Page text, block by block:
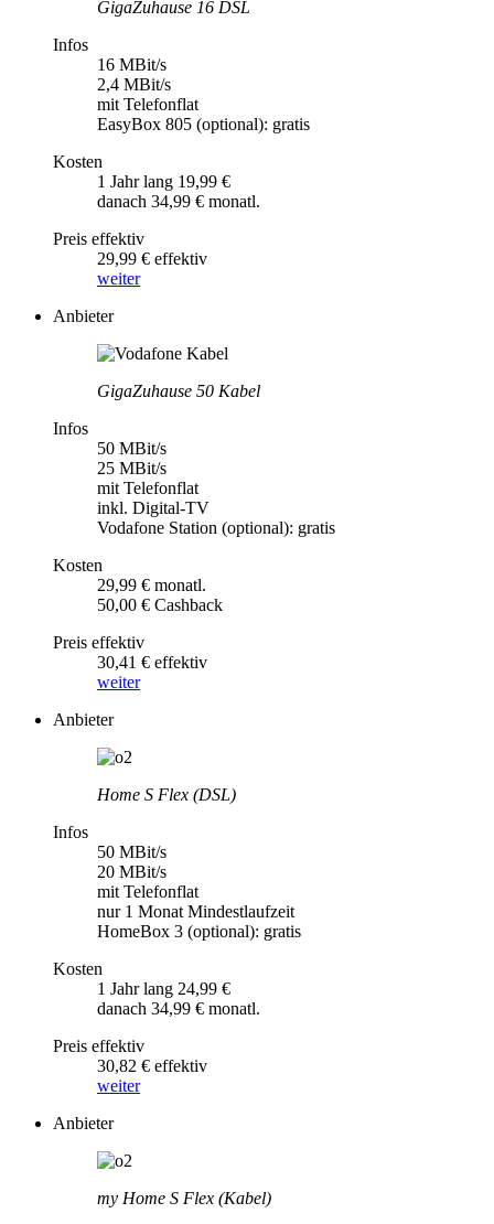
GigaZuhause 16 DSL
Infos
16 MBit/s
2,4 MBit/s
mit Telefonflat
EasyBox 805 (optional): gratis
Kosten
1 Jahr lang 19,99 €
danach 34,99 € monatl.
Preis effektiv
29,99 € effektiv
weiter
Anbieter
GigaZuhause 50 Kabel
Infos
50 MBit/s
25 MBit/s
mit Telefonflat
inkl. Digital-TV
Vodafone Station (optional): gratis
Kosten
29,99 € monatl.
50,00 € Cashback
Preis effektiv
30,41 € effektiv
weiter
Anbieter
Home S Flex (DSL)
Infos
50 MBit/s
20 MBit/s
mit Telefonflat
nur 1 Monat Mindestlaufzeit
HomeBox 3 (optional): gratis
Kosten
1 Jahr lang 24,99 €
danach 34,99 € monatl.
Preis effektiv
30,82 € effektiv
weiter
Anbieter
my Home S Flex (Kabel)